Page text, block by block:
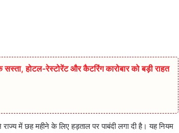
होटल-रेस्टोरेंट और कैटरिंग कारोबार को बड़ी राहत
में छह महीने के लिए हड़ताल पर पाबंदी लगा दी है। यह नियम